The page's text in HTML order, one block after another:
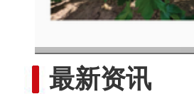
最新资讯